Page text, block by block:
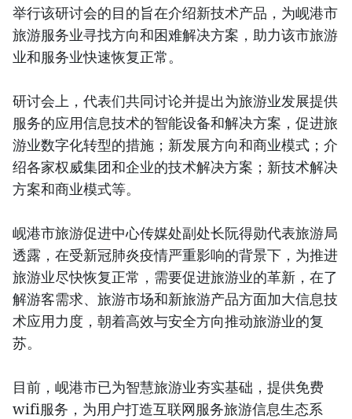
举行该研讨会的目的旨在介绍新技术产品，为岘港市
旅游服务业寻找方向和困难解决方案，助力该市旅游
业和服务业快速恢复正常。
研讨会上，代表们共同讨论并提出为旅游业发展提供
服务的应用信息技术的智能设备和解决方案，促进旅
游业数字化转型的措施；新发展方向和商业模式；介
绍各家权威集团和企业的技术解决方案；新技术解决
方案和商业模式等。
岘港市旅游促进中心传媒处副处长阮得勋代表旅游局
透露，在受新冠肺炎疫情严重影响的背景下，为推进
旅游业尽快恢复正常，需要促进旅游业的革新，在了
解游客需求、旅游市场和新旅游产品方面加大信息技
术应用力度，朝着高效与安全方向推动旅游业的复
苏。
目前，岘港市已为智慧旅游业夯实基础，提供免费
wifi服务，为用户打造互联网服务旅游信息生态系